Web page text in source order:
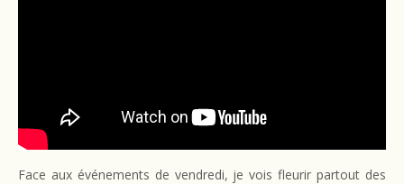
Face aux événements de vendredi, je vois fleurir partout des